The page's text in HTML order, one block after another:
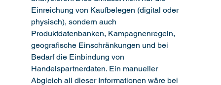
Einreichung von Kaufbelegen (digital oder
physisch), sondern auch
Produktdatenbanken, Kampagnenregeln,
geografische Einschränkungen und bei
Bedarf die Einbindung von
Handelspartnerdaten. Ein manueller
Abgleich all dieser Informationen wäre bei